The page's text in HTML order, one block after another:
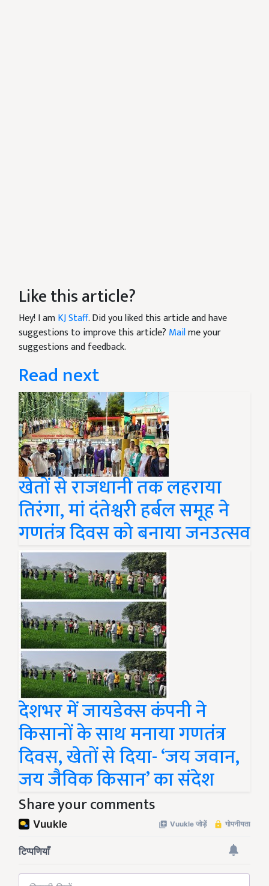
Like this article?
Hey! I amKJ Staff. Did you liked this article and have
suggestions to improve this article? Mailme your
suggestions and feedback.
Read next
खेतों से राजधानी तक लहराया
तिरंगा, मां दंतेश्वरी हर्बल समूह ने
गणतंत्र दिवस को बनाया जनउत्सव
देशभर में जायडेक्स कंपनी ने
किसानों के साथ मनाया गणतंत्र
दिवस, खेतों से दिया- ‘जय जवान,
जय जैविक किसान’ का संदेश
Share your comments